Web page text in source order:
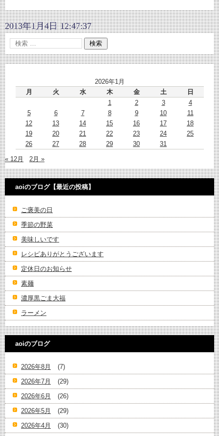
2013年1月4日 12:47:37
2026年1月
月
火 水 木 金 土
日
1
2 3
4
5
6 7 8 9 10
11
12
13 14 15 16 17
18
19
20 21 22 23 24
25
26
27 28 29 30 31
« 12月 2月 »
aoiのブログ【最近の投稿】
ご褒美の日
季節の野菜
美味しいです
レシピありがとうございます
定休日のお知らせ
素麺
濃厚黒ごま大福
ラーメン
aoiのブログ
2026年8月
(7)
2026年7月
(29)
2026年6月
(26)
2026年5月
(29)
2026年4月
(30)